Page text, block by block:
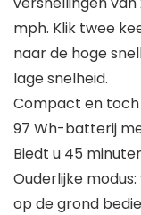
mph. Klik twee
naar de hoge
lage snelheid.
Compact en toch
97 Wh-batterij
Biedt u 45
Ouderlijke
op de grond